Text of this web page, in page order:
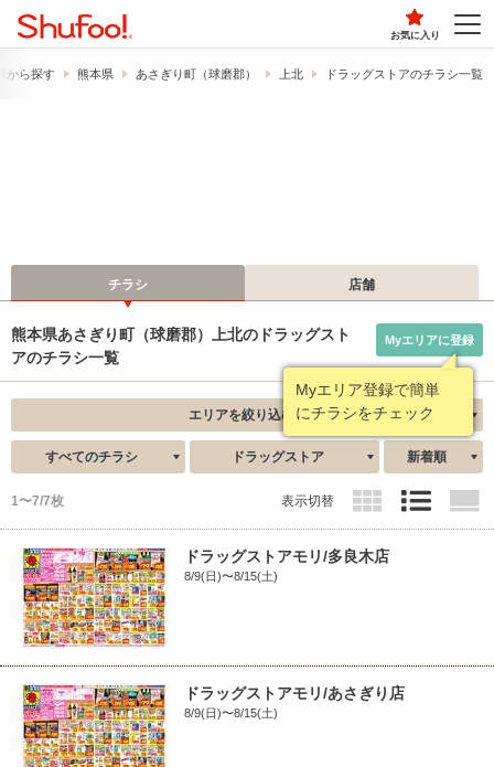
お気に入り
から探す 熊本県 あさぎり町（球磨郡） 上北 ドラッグストアのチラシ一覧
チラシ 店舗
熊本県あさぎり町（球磨郡）上北のドラッグスト
アのチラシ一覧
Myエリア登録で簡単
にチラシをチェック
Myエリアに登録
エリアを絞り込む
すべてのチラシ ドラッグストア 新着順
1〜7/7枚 表示切替
ドラッグストアモリ/多良木店
8/9(日)〜8/15(土)
ドラッグストアモリ/あさぎり店
8/9(日)〜8/15(土)